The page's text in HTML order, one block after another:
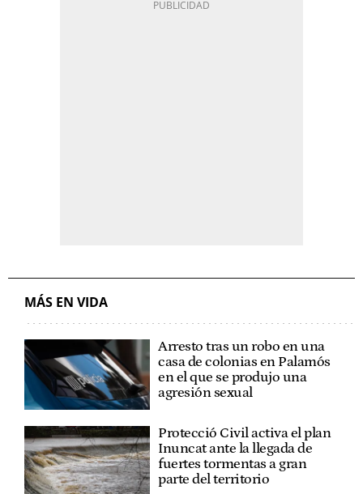
MÁS EN VIDA
Arresto tras un robo en una
casa de colonias en Palamós
en el que se produjo una
agresión sexual
Protecció Civil activa el plan
Inuncat ante la llegada de
fuertes tormentas a gran
parte del territorio